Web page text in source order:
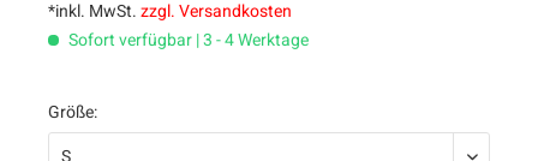
*inkl. MwSt.zzgl. Versandkosten
Sofort verfügbar | 3 - 4 Werktage
Größe: